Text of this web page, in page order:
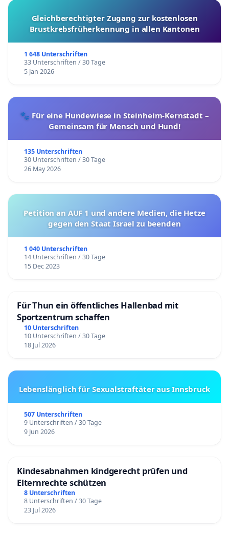
Gleichberechtigter Zugang zur kostenlosen
Brustkrebsfrüherkennung in allen Kantonen
1 648 Unterschriften
33 Unterschriften / 30 Tage
5 Jan 2026
🐾 Für eine Hundewiese in Steinheim-Kernstadt –
Gemeinsam für Mensch und Hund!
135 Unterschriften
30 Unterschriften / 30 Tage
26 May 2026
Petition an AUF 1 und andere Medien, die Hetze
gegen den Staat Israel zu beenden
1 040 Unterschriften
14 Unterschriften / 30 Tage
15 Dec 2023
Für Thun ein öffentliches Hallenbad mit
Sportzentrum schaffen
10 Unterschriften
10 Unterschriften / 30 Tage
18 Jul 2026
Lebenslänglich für Sexualstraftäter aus Innsbruck
507 Unterschriften
9 Unterschriften / 30 Tage
9 Jun 2026
Kindesabnahmen kindgerecht prüfen und
Elternrechte schützen
8 Unterschriften
8 Unterschriften / 30 Tage
23 Jul 2026